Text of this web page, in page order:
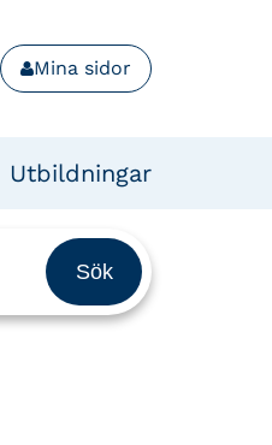
Mina sidor
Utbildningar